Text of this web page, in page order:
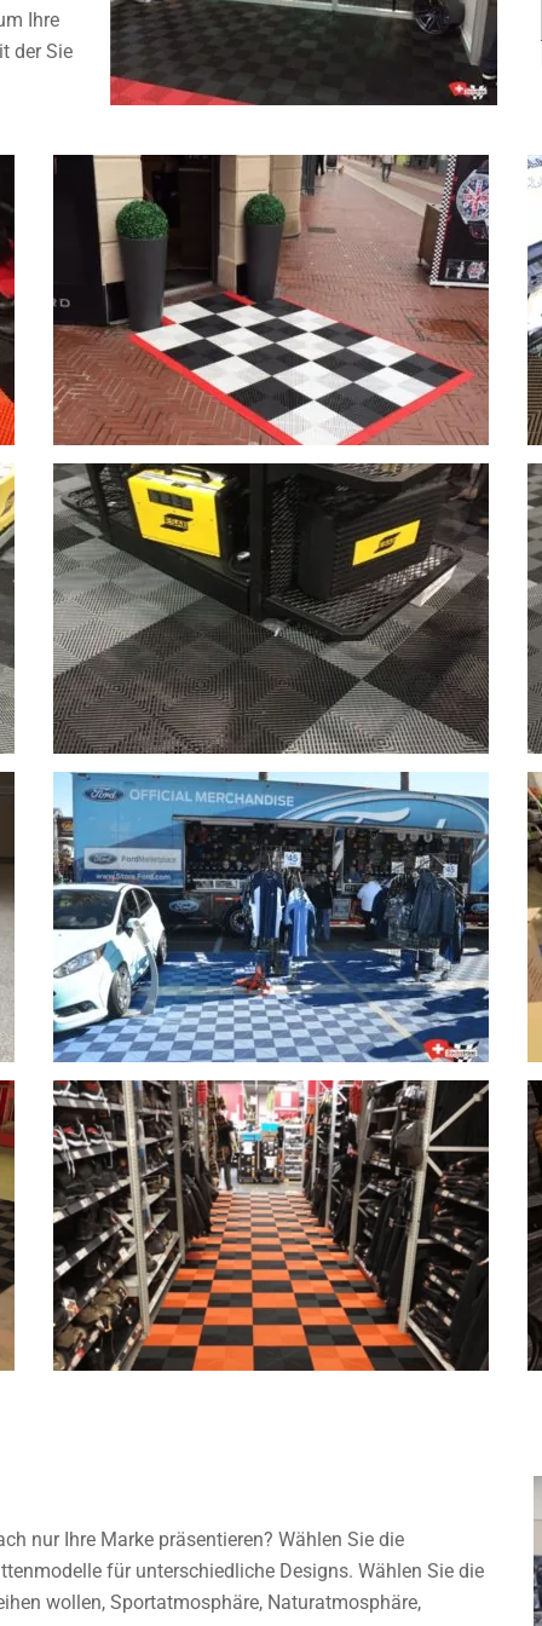
Ihre
der Sie
nur Ihre Marke präsentieren? Wählen Sie die
für unterschiedliche Designs. Wählen Sie die
wollen, Sportatmosphäre, Naturatmosphäre,